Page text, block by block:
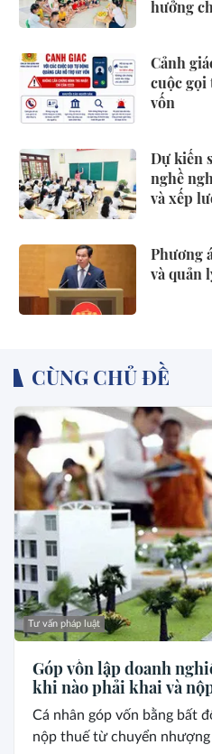
hưởng
Cảnh
cuộc gọi
vốn
Dự kiến
nghề
và xếp
Phương
và quản
CÙNG CHỦ ĐỀ
Tư vấn pháp luật
Góp vốn lập doanh
khi nào phải khai và
Cá nhân góp vốn bằng bất
nộp thuế từ chuyển nhượng